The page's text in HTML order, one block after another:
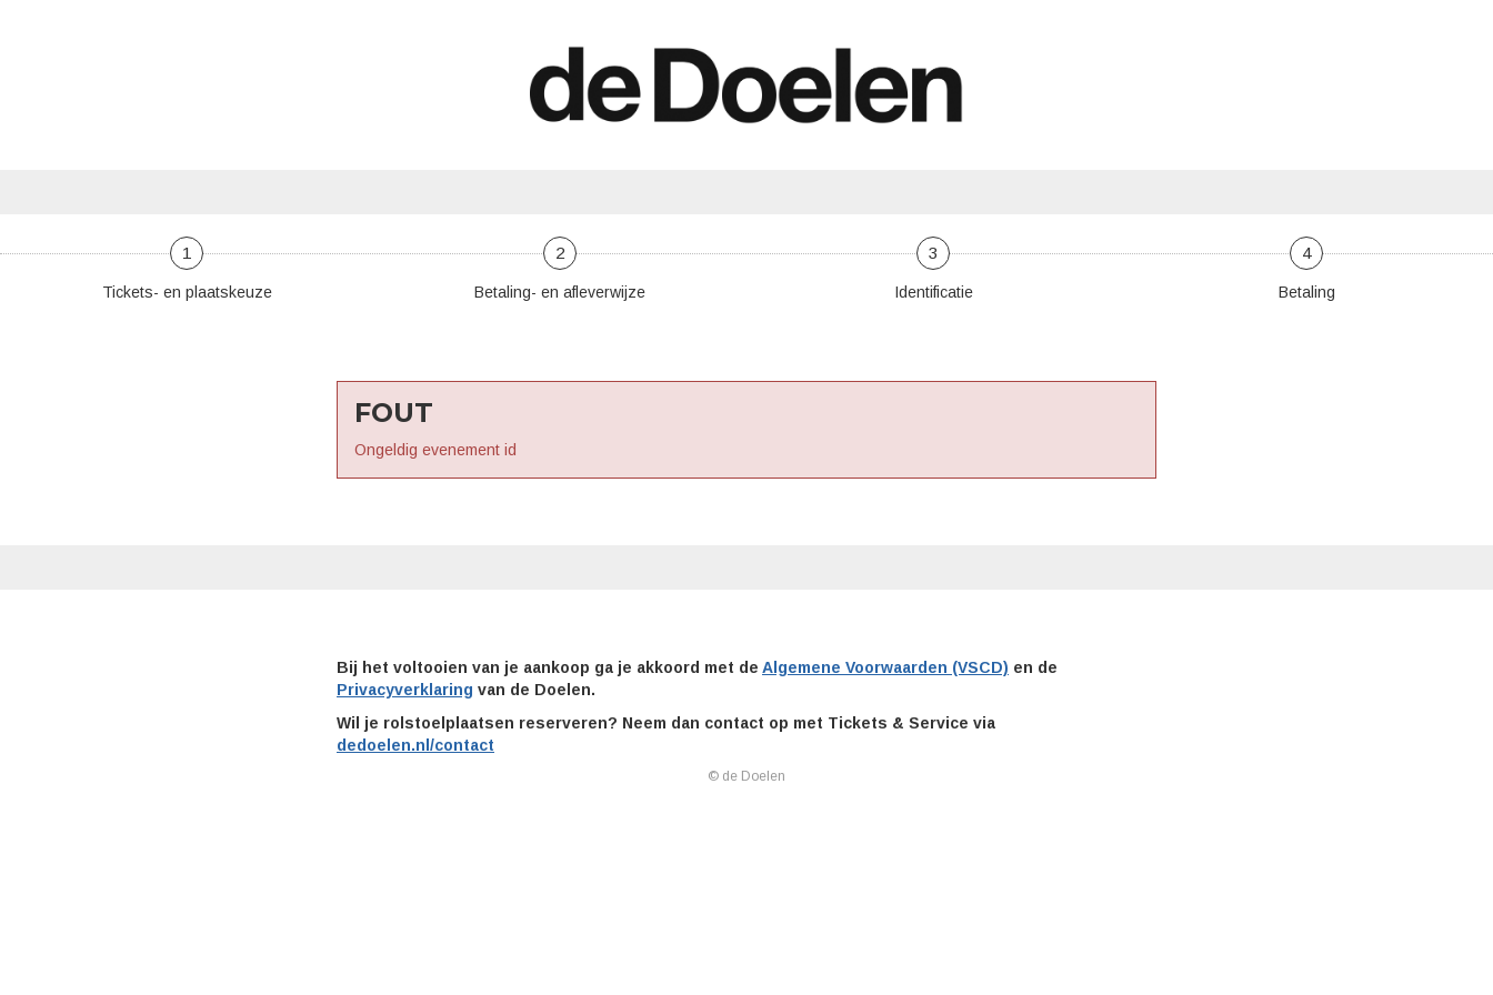
1
Tickets- en plaatskeuze
2
Betaling- en afleverwijze
3
Identificatie
4
Betaling
FOUT
Ongeldig evenement id
Bij het voltooien van je aankoop ga je akkoord met de Algemene Voorwaarden (VSCD) en de
Privacyverklaring van de Doelen.
Wil je rolstoelplaatsen reserveren? Neem dan contact op met Tickets & Service via
dedoelen.nl/contact
© de Doelen